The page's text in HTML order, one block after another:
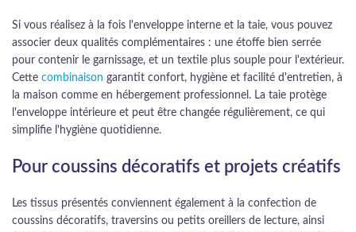
Si vous réalisez à la fois l'enveloppe interne et la taie, vous pouvez
associer deux qualités complémentaires : une étoffe bien serrée
pour contenir le garnissage, et un textile plus souple pour l'extérieur.
Cette combinaison garantit confort, hygiène et facilité d'entretien, à
la maison comme en hébergement professionnel. La taie protège
l'enveloppe intérieure et peut être changée régulièrement, ce qui
simplifie l'hygiène quotidienne.
Pour coussins décoratifs et projets créatifs
Les tissus présentés conviennent également à la confection de
coussins décoratifs, traversins ou petits oreillers de lecture, ainsi